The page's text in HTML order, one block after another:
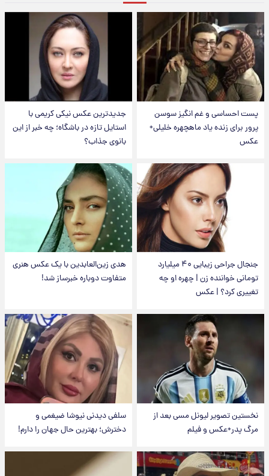
پست احساسی و غم انگیز سوسن
پرور برای زنده یاد ماهچهره خلیلی+
عکس
جدیدترین عکس نیکی کریمی با
استایل تازه در باشگاه؛ چه خبر از این
بانوی جذاب؟
جنجال جراحی زیبایی ۴۰ میلیارد
تومانی خواننده زن | چهره او چه
تغییری کرد؟ | عکس
هدی زین‌العابدین با یک عکس هنری
متفاوت دوباره خبرساز شد!
نخستین تصویر لیونل مسی بعد از
مرگ پدر+عکس و فیلم
سلفی دیدنی نیوشا ضیغمی و
دخترش؛ بهترین حال جهان را دارم!